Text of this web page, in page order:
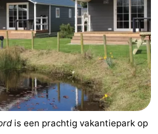
is een prachtig vakantiepark op